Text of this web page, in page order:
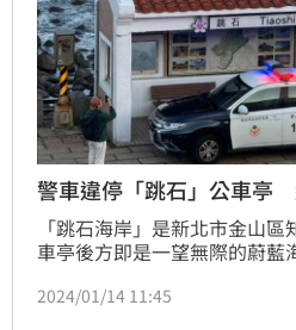
警車違停「跳石」公車亭
「跳石海岸」是新北市金山
車亭後方即是一望無際的蔚藍
警方還將警車直接停在人行道
2024/01/14 11:45